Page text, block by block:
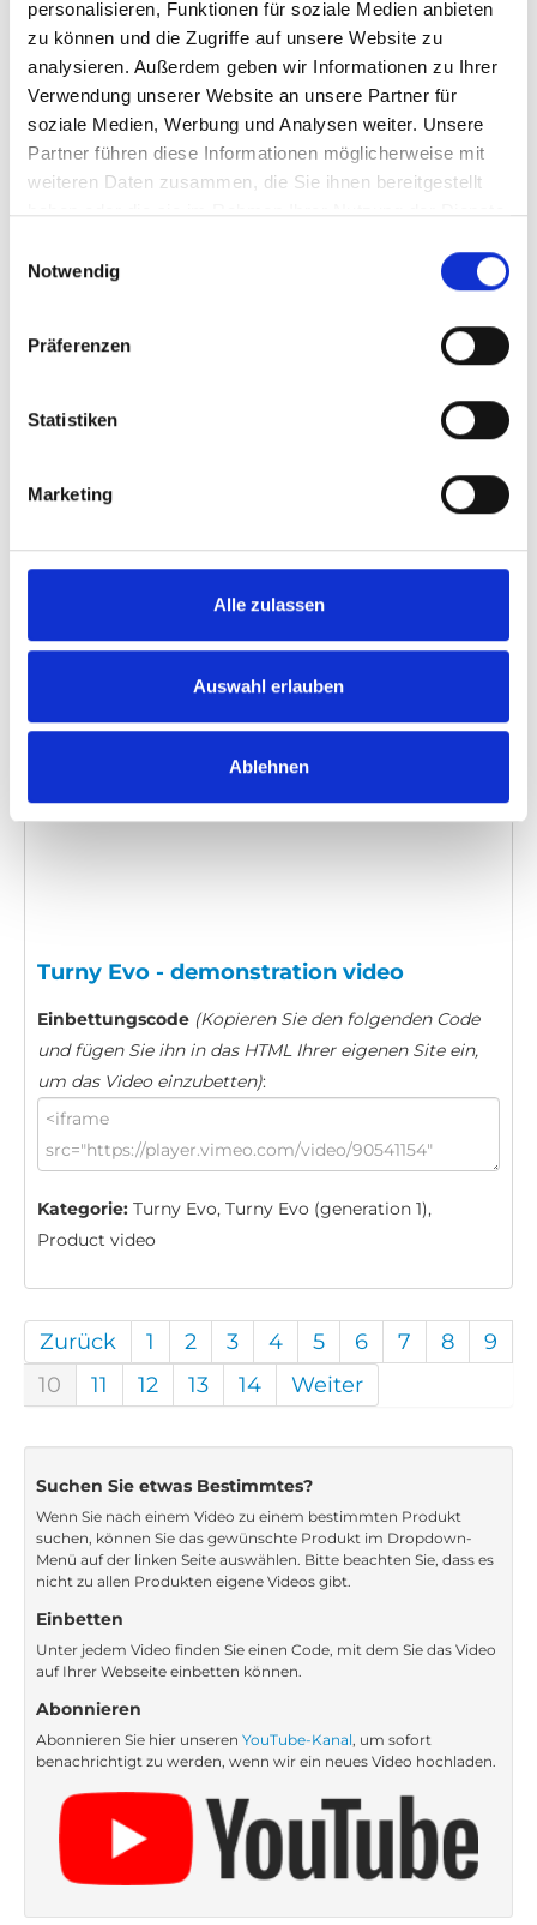
personalisieren, Funktionen für soziale Medien anbieten
zu können und die Zugriffe auf unsere Website zu
analysieren. Außerdem geben wir Informationen zu Ihrer
Verwendung unserer Website an unsere Partner für
soziale Medien, Werbung und Analysen weiter. Unsere
Partner führen diese Informationen möglicherweise mit
weiteren Daten zusammen, die Sie ihnen bereitgestellt
haben oder die sie im Rahmen Ihrer Nutzung der Dienste
Notwendig
Präferenzen
Statistiken
Marketing
Alle zulassen
Auswahl erlauben
Ablehnen
Bitteerlauben Sie allen Cookies,um dieses
Video anzusehen.
Turny Evo
Einbettungscode
(Kopieren Sie den folgenden Code
und fügen Sie ihn in das HTML Ihrer eigenen Site ein,
Kategorie:Turny Evo, Turny Evo (generation 1),
Bitteerlauben Sie allen Cookies,um dieses
Turny Evo - demonstration video
Einbettungscode (Kopieren Sie den folgenden Code
und fügen Sie ihn in das HTML Ihrer eigenen Site ein,
um das Video einzubetten):
Kategorie: Turny Evo, Turny Evo (generation 1),
Product video
Zurück 1 2 3 4 5 6 7 8
9
10
11 12 13 14 Weiter
Suchen Sie etwas Bestimmtes?
Wenn Sie nach einem Video zu einem bestimmten Produkt
suchen, können Sie das gewünschte Produkt im Dropdown-
Menü auf der linken Seite auswählen. Bitte beachten Sie, dass es
nicht zu allen Produkten eigene Videos gibt.
Einbetten
Unter jedem Video finden Sie einen Code, mit dem Sie das Video
auf Ihrer Webseite einbetten können.
Abonnieren
Abonnieren Sie hier unseren YouTube-Kanal, um sofort
benachrichtigt zu werden, wenn wir ein neues Video hochladen.